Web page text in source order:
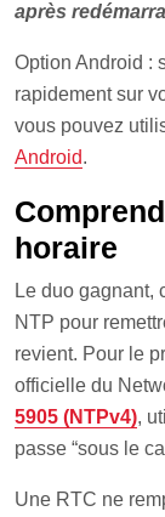
après
Option Android :
rapidement sur
vous pouvez
Android.
horaire
Le duo gagnant,
NTP pour
revient. Pour le
officielle du
5905 (NTPv4),
passe “sous le
Une RTC ne